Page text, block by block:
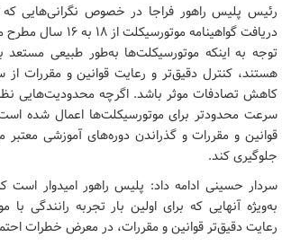
رئیس پلیس راهور فراجا در خصوص
دریافت گواهینامه
توجه به اینکه موتورسیکلت‌ها به‌طور طبیعی
هستند، کنترل دقیق‌تر و رعایت قوانین و مقررات از
کاهش تصادفات موثر باشد. اگرچه محدودیت‌هایی
سرعت محدودتر برای موتورسیکلت‌ها اعمال شده
قوانین و مقررات و گذراندن دوره‌های آموزشی معتبر
جلوگیری کند.
سردار حسینی ادامه داد: پلیس راهور امیدوار است
به‌ویژه آنهایی که برای اولین بار تجربه رانندگی با
رعایت دقیق‌تر قوانین و مقررات، در معرض خطرات